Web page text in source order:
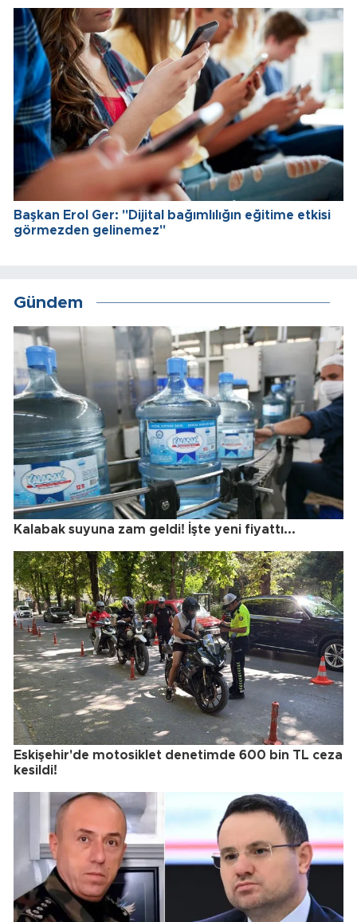
Başkan Erol Ger: "Dijital bağımlılığın eğitime etkisi
görmezden gelinemez"
Gündem
Kalabak suyuna zam geldi! İşte yeni fiyattı...
Eskişehir'de motosiklet denetimde 600 bin TL ceza
kesildi!